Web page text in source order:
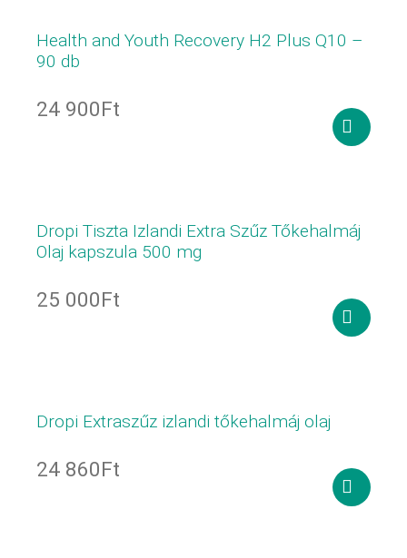
Health and Youth Recovery H2 Plus Q10 –
90 db
24 900Ft
Dropi Tiszta Izlandi Extra Szűz Tőkehalmáj
Olaj kapszula 500 mg
25 000Ft
Dropi Extraszűz izlandi tőkehalmáj olaj
24 860Ft